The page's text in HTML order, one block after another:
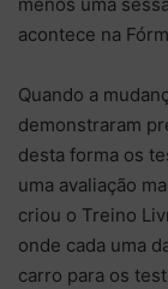
acontece na
Quando a
demonstraram
desta forma os
uma avaliação
criou o Treino
onde cada uma
carro para os